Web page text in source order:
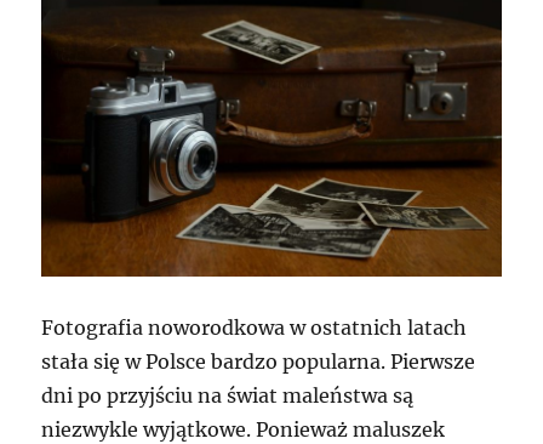
Fotografia noworodkowa w ostatnich latach
stała się w Polsce bardzo popularna. Pierwsze
dni po przyjściu na świat maleństwa są
niezwykle wyjątkowe. Ponieważ maluszek